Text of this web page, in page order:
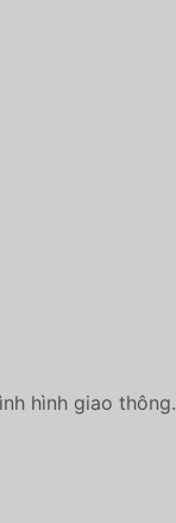
hình giao thông.